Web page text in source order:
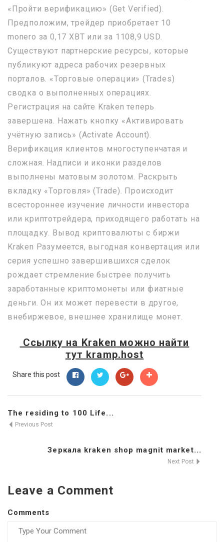
«Пройти верификацию» (Get Verified).
Предположим, трейдер приобретает 10
monero за 0,17 XBT или за 1108,9 USD.
Существуют партнерские ресурсы, которые
публикуют адреса рабочих резервных
порталов. «Торговые операции» (Trades)
сводка о выполненных операциях.
Регистрация на сайте Kraken теперь
завершена. Нажать кнопку «Активировать
учётную запись» (Activate Account).
Верификация клиентов многоступенчатая и
сложная. Надписи и иконки разделов
выполнены матовым золотом. Раскрыть
вкладку «Торговля» (Trade). Происходит
всестороннее изучение личности инвестора
или криптотрейдера, приходящего работать на
площадку. Вывод криптовалюты с биржи
Kraken Разумеется, выгодная конвертация или
серия успешно завершившихся сделок
рождает стремление быстрее получить
заработанные криптомонеты или фиатные
деньги. Он их может перевести в другое,
внебиржевое, внешнее хранилище монет.
Ссылку на Kraken можно найти
тут kramp.host
Share this post
The residing to 100 Life...
Previous Post
Зеркала kraken shop magnit market...
Next Post
Leave a Comment
Comments